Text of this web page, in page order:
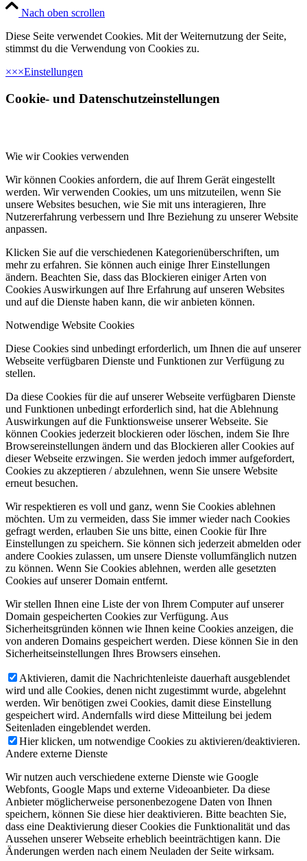
Nach oben scrollen
Diese Seite verwendet Cookies. Mit der Weiternutzung der Seite,
stimmst du die Verwendung von Cookies zu.
×××Einstellungen
Cookie- und Datenschutzeinstellungen
Wie wir Cookies verwenden
Wir können Cookies anfordern, die auf Ihrem Gerät eingestellt
werden. Wir verwenden Cookies, um uns mitzuteilen, wenn Sie
unsere Websites besuchen, wie Sie mit uns interagieren, Ihre
Nutzererfahrung verbessern und Ihre Beziehung zu unserer Website
anpassen.
Klicken Sie auf die verschiedenen Kategorienüberschriften, um
mehr zu erfahren. Sie können auch einige Ihrer Einstellungen
ändern. Beachten Sie, dass das Blockieren einiger Arten von
Cookies Auswirkungen auf Ihre Erfahrung auf unseren Websites
und auf die Dienste haben kann, die wir anbieten können.
Notwendige Website Cookies
Diese Cookies sind unbedingt erforderlich, um Ihnen die auf unserer
Webseite verfügbaren Dienste und Funktionen zur Verfügung zu
stellen.
Da diese Cookies für die auf unserer Webseite verfügbaren Dienste
und Funktionen unbedingt erforderlich sind, hat die Ablehnung
Auswirkungen auf die Funktionsweise unserer Webseite. Sie
können Cookies jederzeit blockieren oder löschen, indem Sie Ihre
Browsereinstellungen ändern und das Blockieren aller Cookies auf
dieser Webseite erzwingen. Sie werden jedoch immer aufgefordert,
Cookies zu akzeptieren / abzulehnen, wenn Sie unsere Website
erneut besuchen.
Wir respektieren es voll und ganz, wenn Sie Cookies ablehnen
möchten. Um zu vermeiden, dass Sie immer wieder nach Cookies
gefragt werden, erlauben Sie uns bitte, einen Cookie für Ihre
Einstellungen zu speichern. Sie können sich jederzeit abmelden oder
andere Cookies zulassen, um unsere Dienste vollumfänglich nutzen
zu können. Wenn Sie Cookies ablehnen, werden alle gesetzten
Cookies auf unserer Domain entfernt.
Wir stellen Ihnen eine Liste der von Ihrem Computer auf unserer
Domain gespeicherten Cookies zur Verfügung. Aus
Sicherheitsgründen können wie Ihnen keine Cookies anzeigen, die
von anderen Domains gespeichert werden. Diese können Sie in den
Sicherheitseinstellungen Ihres Browsers einsehen.
Aktivieren, damit die Nachrichtenleiste dauerhaft ausgeblendet
wird und alle Cookies, denen nicht zugestimmt wurde, abgelehnt
werden. Wir benötigen zwei Cookies, damit diese Einstellung
gespeichert wird. Andernfalls wird diese Mitteilung bei jedem
Seitenladen eingeblendet werden.
Hier klicken, um notwendige Cookies zu aktivieren/deaktivieren.
Andere externe Dienste
Wir nutzen auch verschiedene externe Dienste wie Google
Webfonts, Google Maps und externe Videoanbieter. Da diese
Anbieter möglicherweise personenbezogene Daten von Ihnen
speichern, können Sie diese hier deaktivieren. Bitte beachten Sie,
dass eine Deaktivierung dieser Cookies die Funktionalität und das
Aussehen unserer Webseite erheblich beeinträchtigen kann. Die
Änderungen werden nach einem Neuladen der Seite wirksam.